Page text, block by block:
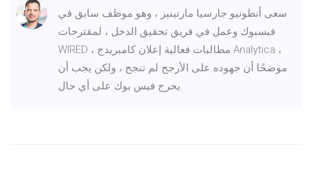
سعى أنطونيو جارسيا مارتينيز ، وهو موظف سابق في
فيسبوك وعمل في فريق تحقيق الدخل ، لمقترحات
WIRED ، مطالبات فعالية إعلان كامبريدج Analytica ،
موضحًا أن جهوده على الأرجح لم تنجح ، ولكن يجب أن
يحرج فيس بوك على أي حال.